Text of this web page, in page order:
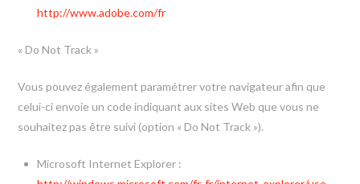
http://www.adobe.com/fr
« Do Not Track »
Vous pouvez également paramétrer votre navigateur afin que
celui-ci envoie un code indiquant aux sites Web que vous ne
souhaitez pas être suivi (option « Do Not Track »).
Microsoft Internet Explorer :